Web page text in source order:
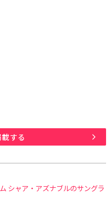
する
シャア・アズナブルのサングラ